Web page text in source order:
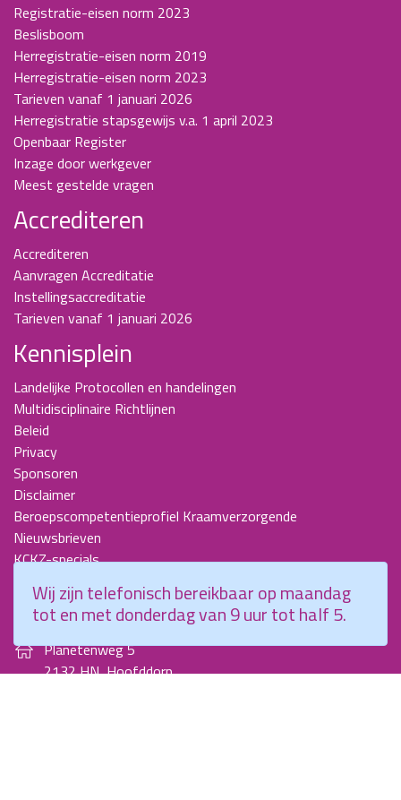
Registratie-eisen norm 2023
Beslisboom
Herregistratie-eisen norm 2019
Herregistratie-eisen norm 2023
Tarieven vanaf 1 januari 2026
Herregistratie stapsgewijs v.a. 1 april 2023
Openbaar Register
Inzage door werkgever
Meest gestelde vragen
Accrediteren
Accrediteren
Aanvragen Accreditatie
Instellingsaccreditatie
Tarieven vanaf 1 januari 2026
Kennisplein
Landelijke Protocollen en handelingen
Multidisciplinaire Richtlijnen
Beleid
Privacy
Sponsoren
Disclaimer
Beroepscompetentieprofiel Kraamverzorgende
Nieuwsbrieven
KCKZ-specials
Contact
Planetenweg 5
2132 HN, Hoofddorp
Wij zijn telefonisch bereikbaar op maandag
tot en met donderdag van 9 uur tot half 5.